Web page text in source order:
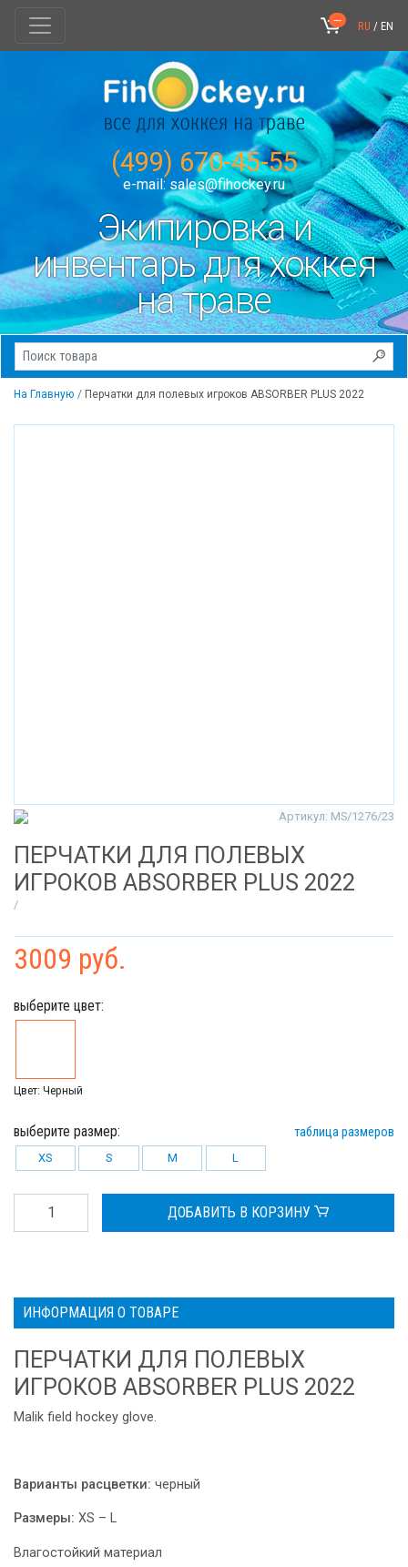
--- RU / EN
(499) 670-45-55
e-mail: sales@fihockey.ru
Экипировка и
инвентарь для хоккея
на траве
На Главную Перчатки для полевых игроков ABSORBER PLUS 2022
Артикул: MS/1276/23
ПЕРЧАТКИ ДЛЯ ПОЛЕВЫХ
ИГРОКОВ ABSORBER PLUS 2022
/
3009 руб.
выберите цвет:
Цвет: Черный
выберите размер: таблица размеров
XS S M L
ДОБАВИТЬ В КОРЗИНУ
ИНФОРМАЦИЯ О ТОВАРЕ
ПЕРЧАТКИ ДЛЯ ПОЛЕВЫХ
ИГРОКОВ ABSORBER PLUS 2022
Malik field hockey glove.
Варианты расцветки: черный
Размеры: XS – L
Влагостойкий материал